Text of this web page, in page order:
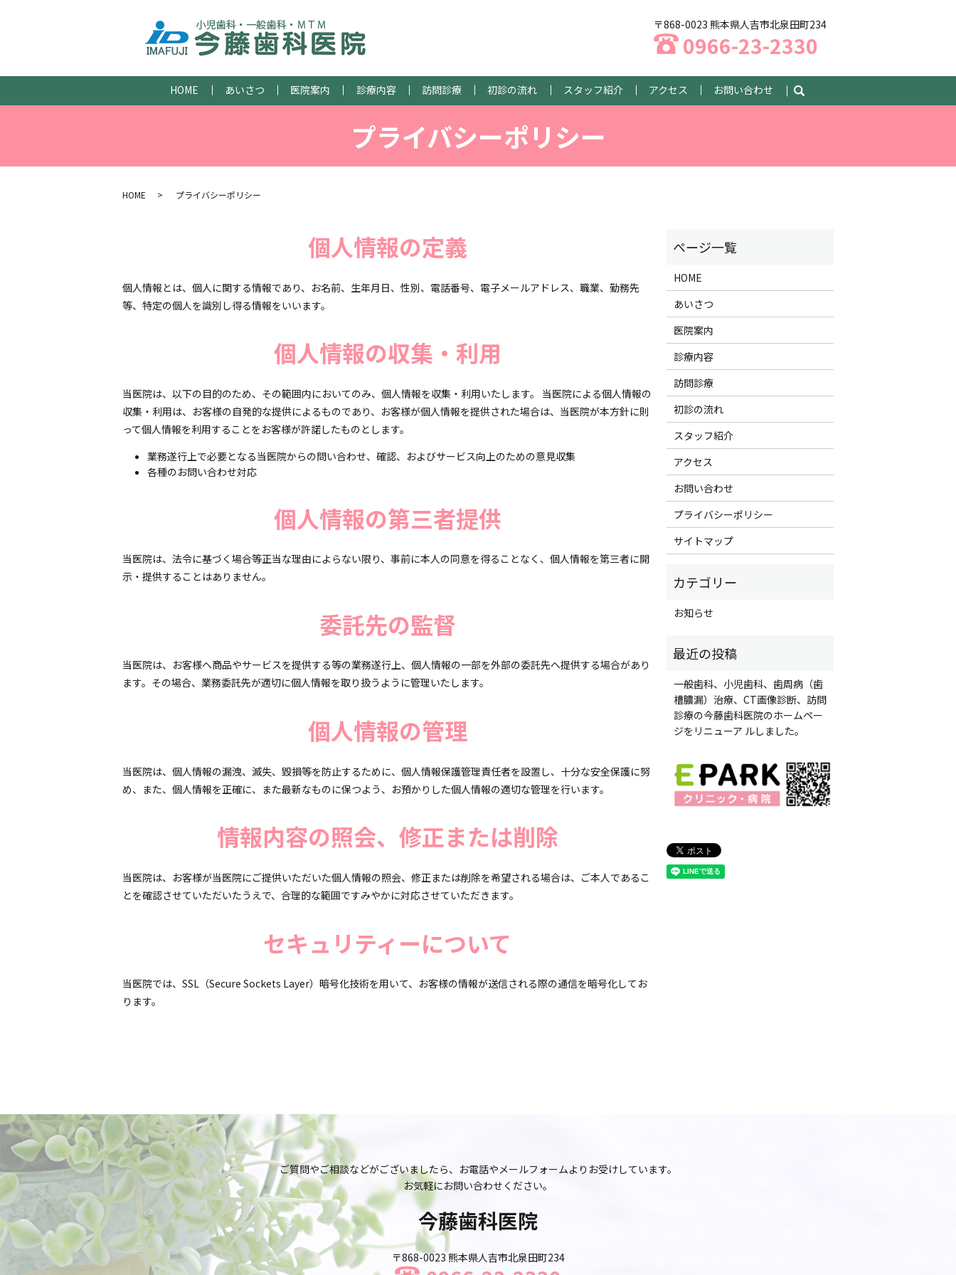
HOME あいさつ 医院案内 診療内容 訪問診療 初診の流れ スタッフ紹介 アクセス お問い合わせ search
〒868-0023 熊本県人吉市北泉田町234
0966-23-2330
プライバシーポリシー
HOME プライバシーポリシー
個人情報の定義
個人情報とは、個人に関する情報であり、お名前、生年月日、性別、電話番号、電子メールアドレス、職業、勤務先
等、特定の個人を識別し得る情報をいいます。
個人情報の収集・利用
当医院は、以下の目的のため、その範囲内においてのみ、個人情報を収集・利用いたします。 当医院による個人情報の
収集・利用は、お客様の自発的な提供によるものであり、お客様が個人情報を提供された場合は、当医院が本方針に則
って個人情報を利用することをお客様が許諾したものとします。
業務遂行上で必要となる当医院からの問い合わせ、確認、およびサービス向上のための意見収集
各種のお問い合わせ対応
個人情報の第三者提供
当医院は、法令に基づく場合等正当な理由によらない限り、事前に本人の同意を得ることなく、個人情報を第三者に開
示・提供することはありません。
委託先の監督
当医院は、お客様へ商品やサービスを提供する等の業務遂行上、個人情報の一部を外部の委託先へ提供する場合があり
ます。その場合、業務委託先が適切に個人情報を取り扱うように管理いたします。
個人情報の管理
当医院は、個人情報の漏洩、滅失、毀損等を防止するために、個人情報保護管理責任者を設置し、十分な安全保護に努
め、また、個人情報を正確に、また最新なものに保つよう、お預かりした個人情報の適切な管理を行います。
情報内容の照会、修正または削除
当医院は、お客様が当医院にご提供いただいた個人情報の照会、修正または削除を希望される場合は、ご本人であるこ
とを確認させていただいたうえで、合理的な範囲ですみやかに対応させていただきます。
セキュリティーについて
当医院では、SSL（Secure Sockets Layer）暗号化技術を用いて、お客様の情報が送信される際の通信を暗号化してお
ります。
HOME
あいさつ
医院案内
診療内容
訪問診療
初診の流れ
スタッフ紹介
アクセス
お問い合わせ
プライバシーポリシー
サイトマップ
お知らせ
一般歯科、小児歯科、歯周病（歯
槽膿漏）治療、CT画像診断、訪問
診療の今藤歯科医院のホームペー
ジをリニューア ルしました。
ご質問やご相談などがございましたら、お電話やメールフォームよりお受けしています。
お気軽にお問い合わせください。
今藤歯科医院
〒868-0023 熊本県人吉市北泉田町234